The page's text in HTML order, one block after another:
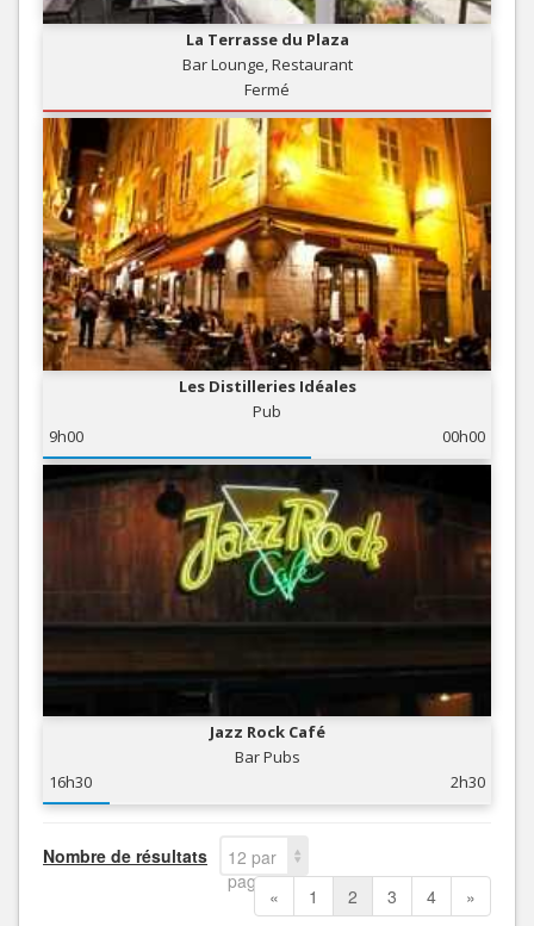
La Terrasse du Plaza
Bar Lounge, Restaurant
Fermé
Les Distilleries Idéales
Pub
9h00
00h00
Jazz Rock Café
Bar Pubs
16h30
2h30
Nombre de résultats
12 par
page
« 1 2 3 4 »